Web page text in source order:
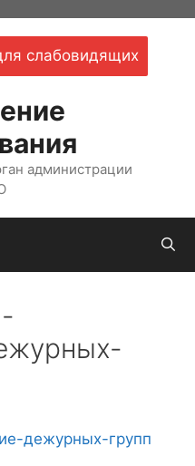
слабовидящих
администрации
дежурных-групп